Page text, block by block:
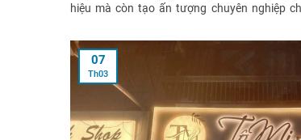
hiệu mà còn tạo ấn tượng chuyên nghiệp
07
Th03